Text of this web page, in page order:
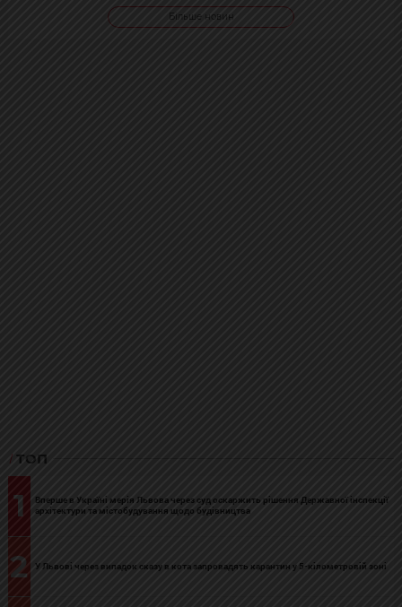
Більше новин
ТОП
1
Вперше в Україні мерія Львова через суд оскаржить рішення Державної інспекції
архітектури та містобудування щодо будівництва
2 У Львові через випадок сказу в кота запровадять карантин у 5-кілометровій зоні